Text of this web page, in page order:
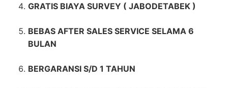
GRATIS BIAYA SURVEY ( JABODETABEK )
BEBAS AFTER SALES SERVICE SELAMA 6
BULAN
BERGARANSI S/D 1 TAHUN